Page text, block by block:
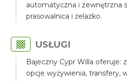
automatyczna i zewnętrzna
prasowalnica i żelazko.
USŁUGI
Bajeczny Cypr Willa oferuje:
opcje wyżywienia, transfery,